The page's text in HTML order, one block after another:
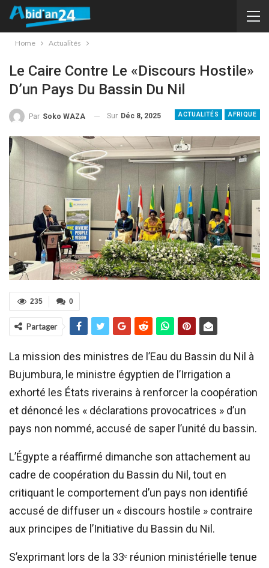
Home Actualités
Le Caire Contre Le «discours Hostile»
D’un Pays Du Bassin Du Nil
ACTUALITÉS AFRIQUE
Par Soko WAZA Sur Déc 8, 2025
0
235
Partager
La mission des ministres de l’Eau du Bassin du Nil à
Bujumbura, le ministre égyptien de l’Irrigation a
exhorté les États riverains à renforcer la coopération
et dénoncé les « déclarations provocatrices » d’un
pays non nommé, accusé de saper l’unité du bassin.
L’Égypte a réaffirmé dimanche son attachement au
cadre de coopération du Bassin du Nil, tout en
critiquant le comportement d’un pays non identifié
accusé de diffuser un « discours hostile » contraire
aux principes de l’Initiative du Bassin du Nil.
S’exprimant lors de la 33ᵉ réunion ministérielle tenue